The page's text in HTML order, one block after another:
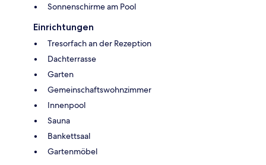
Sonnenschirme am Pool
Einrichtungen
Tresorfach an der Rezeption
Dachterrasse
Garten
Gemeinschaftswohnzimmer
Innenpool
Sauna
Bankettsaal
Gartenmöbel